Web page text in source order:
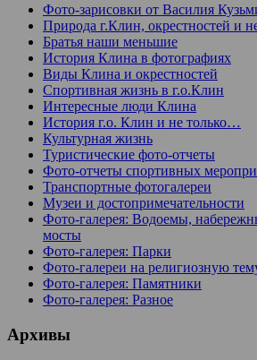
Фото-зарисовки от Василия
Природа г.Клин, окрестностей и
Братья наши меньшие
История Клина в фотографиях
Виды Клина и окрестностей
Спортивная жизнь в г.о.Клин
Интересные люди Клина
История г.о. Клин и не только…
Культурная жизнь
Туристические фото-отчеты
Фото-отчеты спортивных
Транспортные фотогалереи
Музеи и достопримечательности
Фото-галерея: Водоемы,
мосты
Фото-галерея: Парки
Фото-галереи на религиозную
Фото-галерея: Памятники
Фото-галерея: Разное
Архивы